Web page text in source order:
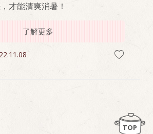
才能清爽消暑！
了解更多
TOP